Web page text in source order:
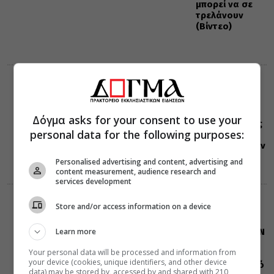
μπορεί να σε
τρελάνουν
(Βίντεο)
Όλες οι εορτές
και γεγονότα
που συνέβησαν
08 Αυγούστου
07 Αυγούστου 2026
Η LEROY MERLIN
Ελληνικό
Ερυθρό Σταυρό
Δόγμα asks for your consent to use your
personal data for the following purposes:
Personalised advertising and content, advertising and
content measurement, audience research and
services development
Store and/or access information on a device
Learn more
Your personal data will be processed and information from
your device (cookies, unique identifiers, and other device
data) may be stored by, accessed by and shared with 210